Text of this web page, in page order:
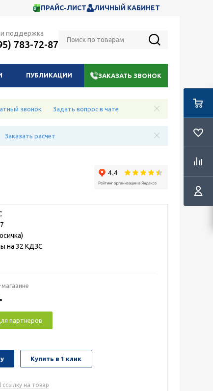
ПРАЙС-ЛИСТ ЛИЧНЫЙ КАБИНЕТ
поддержка
783-72-87
ПУБЛИКАЦИИ ЗАКАЗАТЬ ЗВОНОК
звонок Задать вопрос в чате
Заказать расчет
на 32 КДЗС
партнеров
Купить в 1 клик
на товар